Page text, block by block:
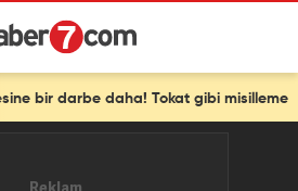
Tokat gibi misilleme